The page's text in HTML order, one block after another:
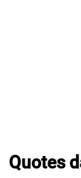
Quotes